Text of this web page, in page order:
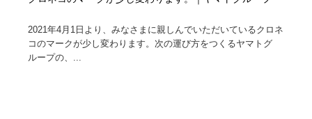
2021年4月1日より、みなさまに親しんでいただいているクロネ
コのマークが少し変わります。次の運び方をつくるヤマトグ
ループの、...